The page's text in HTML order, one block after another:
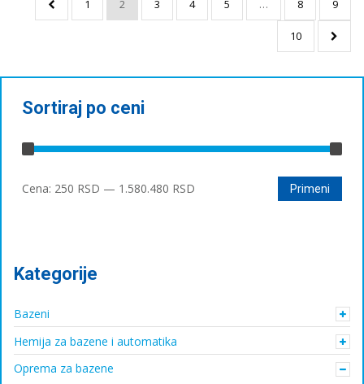
1 2 3 4 5 … 8 9
10
Sortiraj po ceni
Минимална
Максимална
Primeni
Cena: 250 RSD — 1.580.480 RSD
Kategorije
Bazeni
Hemija za bazene i automatika
Oprema za bazene